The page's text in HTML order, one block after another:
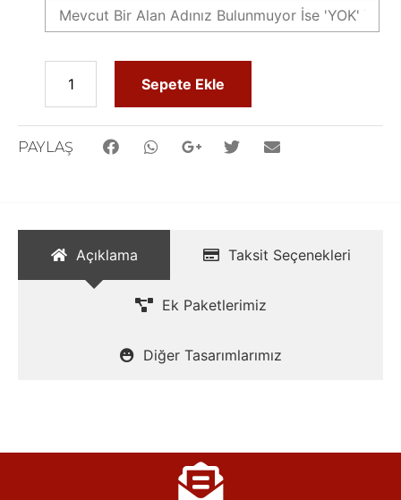
Sepete Ekle
PAYLAŞ
Açıklama Taksit Seçenekleri
Ek Paketlerimiz
Diğer Tasarımlarımız